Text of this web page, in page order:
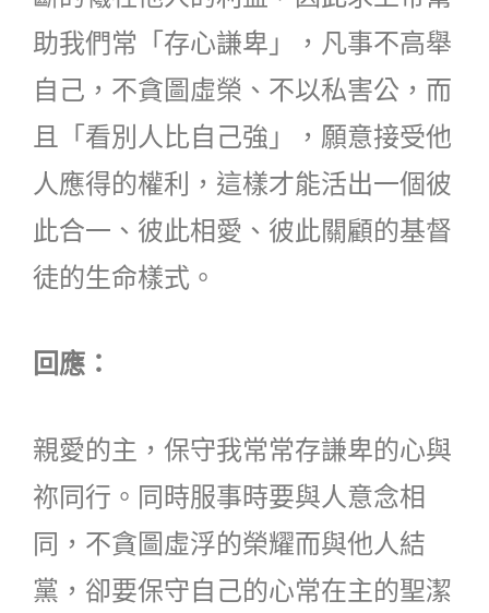
助我們常「存心謙卑」，凡事不高舉
自己，不貪圖虛榮、不以私害公，而
且「看別人比自己強」，願意接受他
人應得的權利，這樣才能活出一個彼
此合一、彼此相愛、彼此關顧的基督
徒的生命樣式。
回應：
親愛的主，保守我常常存謙卑的心與
祢同行。同時服事時要與人意念相
同，不貪圖虛浮的榮耀而與他人結
黨，卻要保守自己的心常在主的聖潔